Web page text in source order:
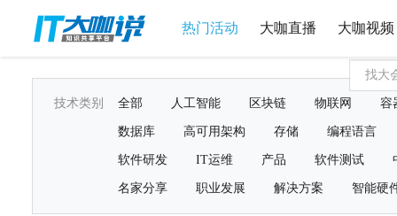
热门活动 大咖直播 大咖视频
技术类别 全部 人工智能 区块链 物联网 容
数据库 高可用架构 存储 编程语言
软件研发 IT运维 产品 软件测试
名家分享 职业发展 解决方案 智能硬